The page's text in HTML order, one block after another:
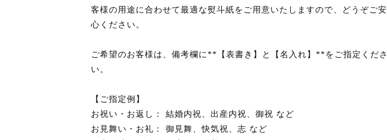
客様の用途に合わせて最適な熨斗紙をご用意いたしますので、どうぞご安
心ください。
ご希望のお客様は、備考欄に**【表書き】と【名入れ】**をご指定くださ
い。
【ご指定例】
お祝い・お返し： 結婚内祝、出産内祝、御祝 など
お見舞い・お礼： 御見舞、快気祝、志 など